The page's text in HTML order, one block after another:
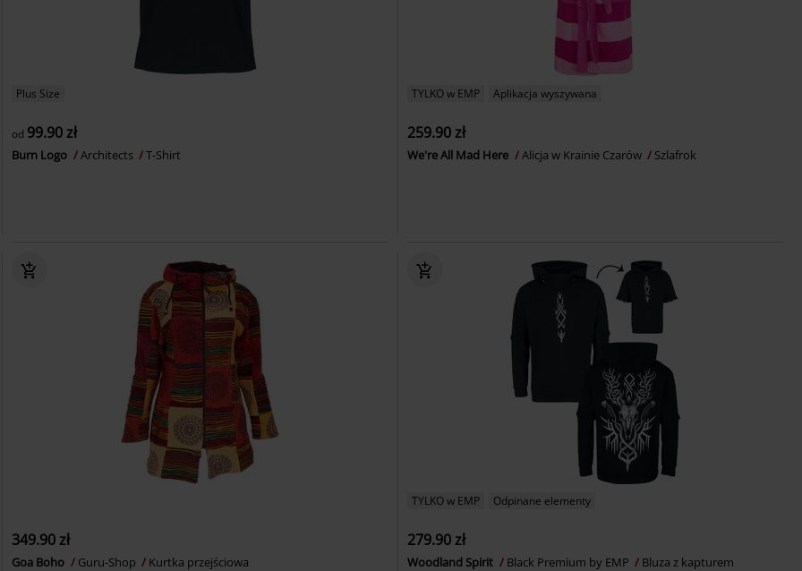
Plus Size
od 99.90 zł
Burn Logo Architects T-Shirt
TYLKO w EMP Aplikacja wyszywana
259.90 zł
We're All Mad Here Alicja w Krainie Czarów Szlafrok
349.90 zł
Goa Boho Guru-Shop Kurtka przejściowa
TYLKO w EMP Odpinane elementy
279.90 zł
Woodland Spirit Black Premium by EMP Bluza z kapturem